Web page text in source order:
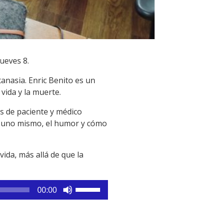
8.
Enric Benito es un
y la muerte.
de paciente y médico
mismo, el humor y cómo
más allá de que la
00:00